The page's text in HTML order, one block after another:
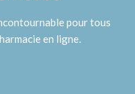
pour tous
en ligne.